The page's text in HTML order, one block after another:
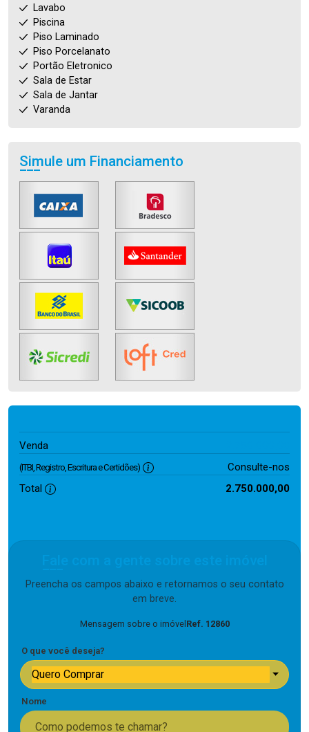
Lavabo
Piscina
Piso Laminado
Piso Porcelanato
Portão Eletronico
Sala de Estar
Sala de Jantar
Varanda
Simule um Financiamento
Venda
(ITBI, Registro, Escritura e Certidões)
Consulte-nos
Total
2.750.000,00
Preencha os campos abaixo e retornamos o seu contato
em breve.
Mensagem sobre o imóvel Ref. 12860
O que você deseja?
Quero Comprar
Nome